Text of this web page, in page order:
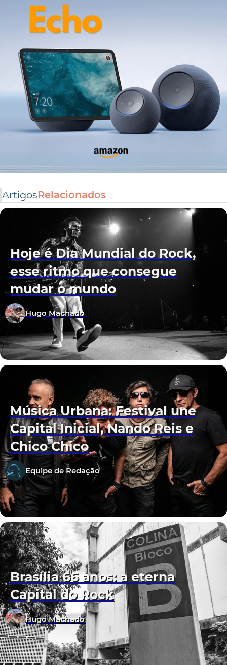
ArtigosRelacionados
Hoje é Dia Mundial do Rock,
esse ritmo que consegue
mudar o mundo
Hugo Machado
Música Urbana: Festival une
Capital Inicial, Nando Reis e
Chico Chico
Equipe de Redação
Brasília 66 anos: a eterna
Capital do Rock
Hugo Machado